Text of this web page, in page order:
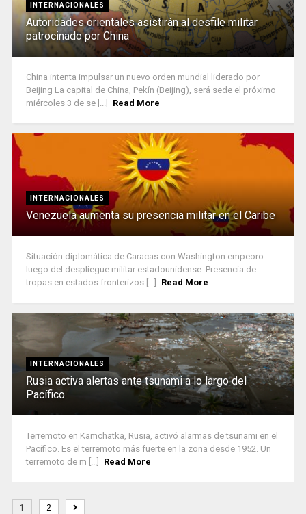
INTERNACIONALES
Autoridades orientales asistirán al desfile militar
patrocinado por China
China intenta impulsar un nuevo orden mundial liderado por
Beijing La capital de China, Pekín (Beijing), será sede el próximo
miércoles 3 de se [...]
Read More
INTERNACIONALES
Venezuela aumenta su presencia militar en el Caribe
Situación diplomática de Caracas con Washington empeoro
luego del despliegue militar estadounidense Presencia de
tropas en estados fronterizos [...]
Read More
INTERNACIONALES
Rusia activa alertas ante tsunami a lo largo del
Pacífico
Terremoto en Kamchatka, Rusia, activó alarmas de tsunami en el
Pacífico. Es el terremoto más fuerte en la zona desde 1952. Un
terremoto de m [...]
Read More
1 2